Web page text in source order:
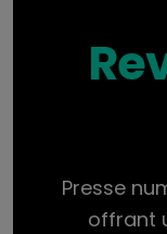
Presse
offrant